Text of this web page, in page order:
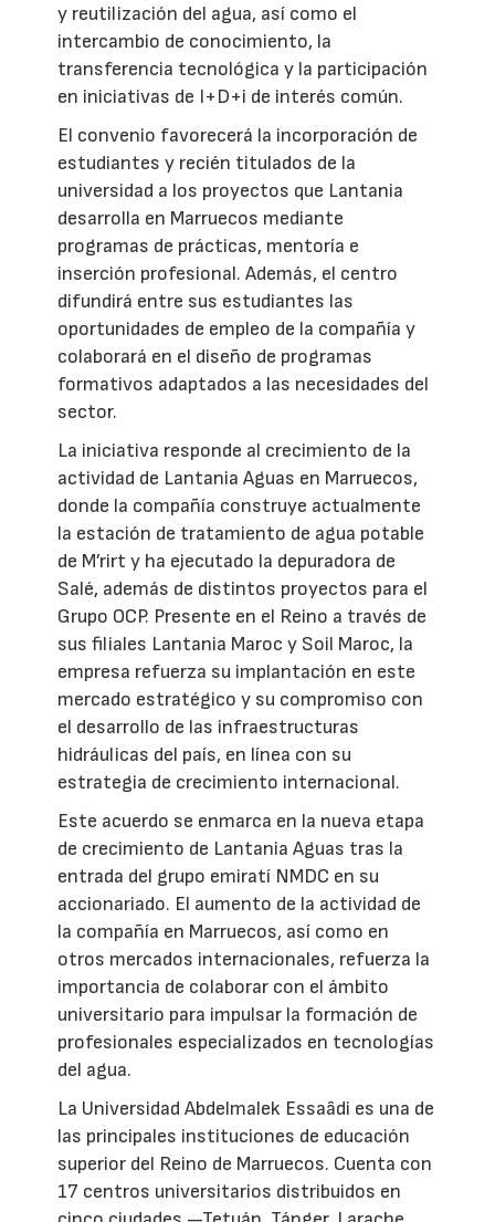
y reutilización del agua, así como el
intercambio de conocimiento, la
transferencia tecnológica y la participación
en iniciativas de I+D+i de interés común.
El convenio favorecerá la incorporación de
estudiantes y recién titulados de la
universidad a los proyectos que Lantania
desarrolla en Marruecos mediante
programas de prácticas, mentoría e
inserción profesional. Además, el centro
difundirá entre sus estudiantes las
oportunidades de empleo de la compañía y
colaborará en el diseño de programas
formativos adaptados a las necesidades del
sector.
La iniciativa responde al crecimiento de la
actividad de Lantania Aguas en Marruecos,
donde la compañía construye actualmente
la estación de tratamiento de agua potable
de M’rirt y ha ejecutado la depuradora de
Salé, además de distintos proyectos para el
Grupo OCP. Presente en el Reino a través de
sus filiales Lantania Maroc y Soil Maroc, la
empresa refuerza su implantación en este
mercado estratégico y su compromiso con
el desarrollo de las infraestructuras
hidráulicas del país, en línea con su
estrategia de crecimiento internacional.
Este acuerdo se enmarca en la nueva etapa
de crecimiento de Lantania Aguas tras la
entrada del grupo emiratí NMDC en su
accionariado. El aumento de la actividad de
la compañía en Marruecos, así como en
otros mercados internacionales, refuerza la
importancia de colaborar con el ámbito
universitario para impulsar la formación de
profesionales especializados en tecnologías
del agua.
La Universidad Abdelmalek Essaâdi es una de
las principales instituciones de educación
superior del Reino de Marruecos. Cuenta con
17 centros universitarios distribuidos en